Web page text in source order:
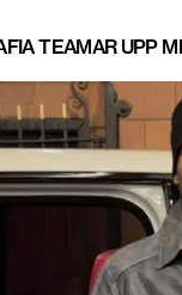
TEAMAR UPP